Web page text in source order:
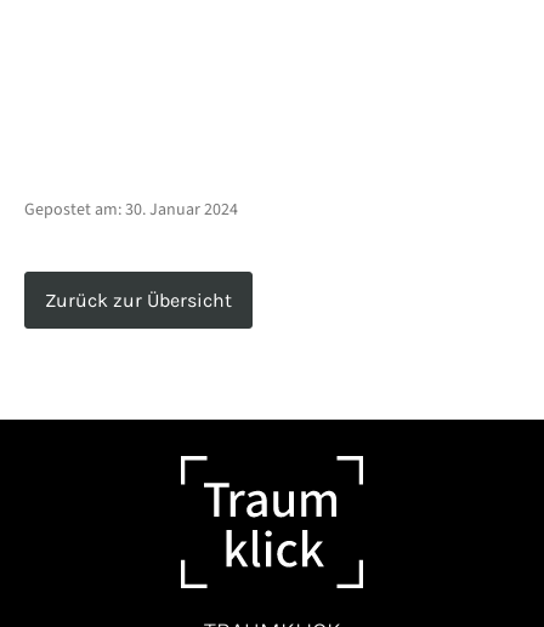
Gepostet am:30. Januar 2024
Zurück zur Übersicht